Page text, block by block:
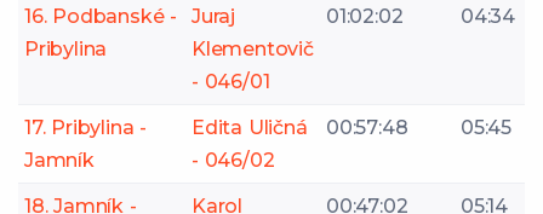
16. Podbanské -
Pribylina
Juraj
Klementovič
- 046/01
01:02:02 04:34
17. Pribylina -
Jamník
Edita Uličná
- 046/02
00:57:48 05:45
18. Jamník - Karol 00:47:02 05:14